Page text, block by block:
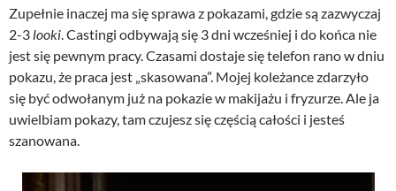
Zupełnie inaczej ma się sprawa z pokazami, gdzie są zazwyczaj
2-3 looki. Castingi odbywają się 3 dni wcześniej i do końca nie
jest się pewnym pracy. Czasami dostaje się telefon rano w dniu
pokazu, że praca jest „skasowana”. Mojej koleżance zdarzyło
się być odwołanym już na pokazie w makijażu i fryzurze. Ale ja
uwielbiam pokazy, tam czujesz się częścią całości i jesteś
szanowana.